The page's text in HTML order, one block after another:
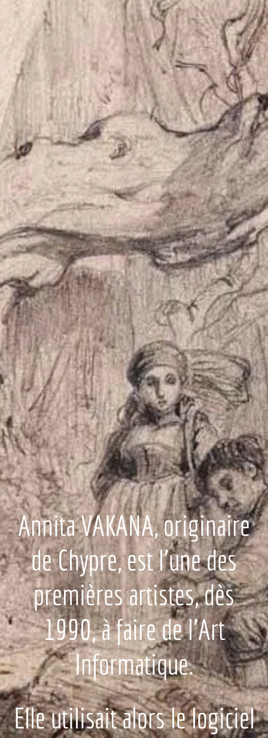
Annita VAKANA, originaire
de Chypre, est l'une des
premières artistes, dès
1990, à fairede l'Art
Informatique.
Elle utilisait alors le logiciel